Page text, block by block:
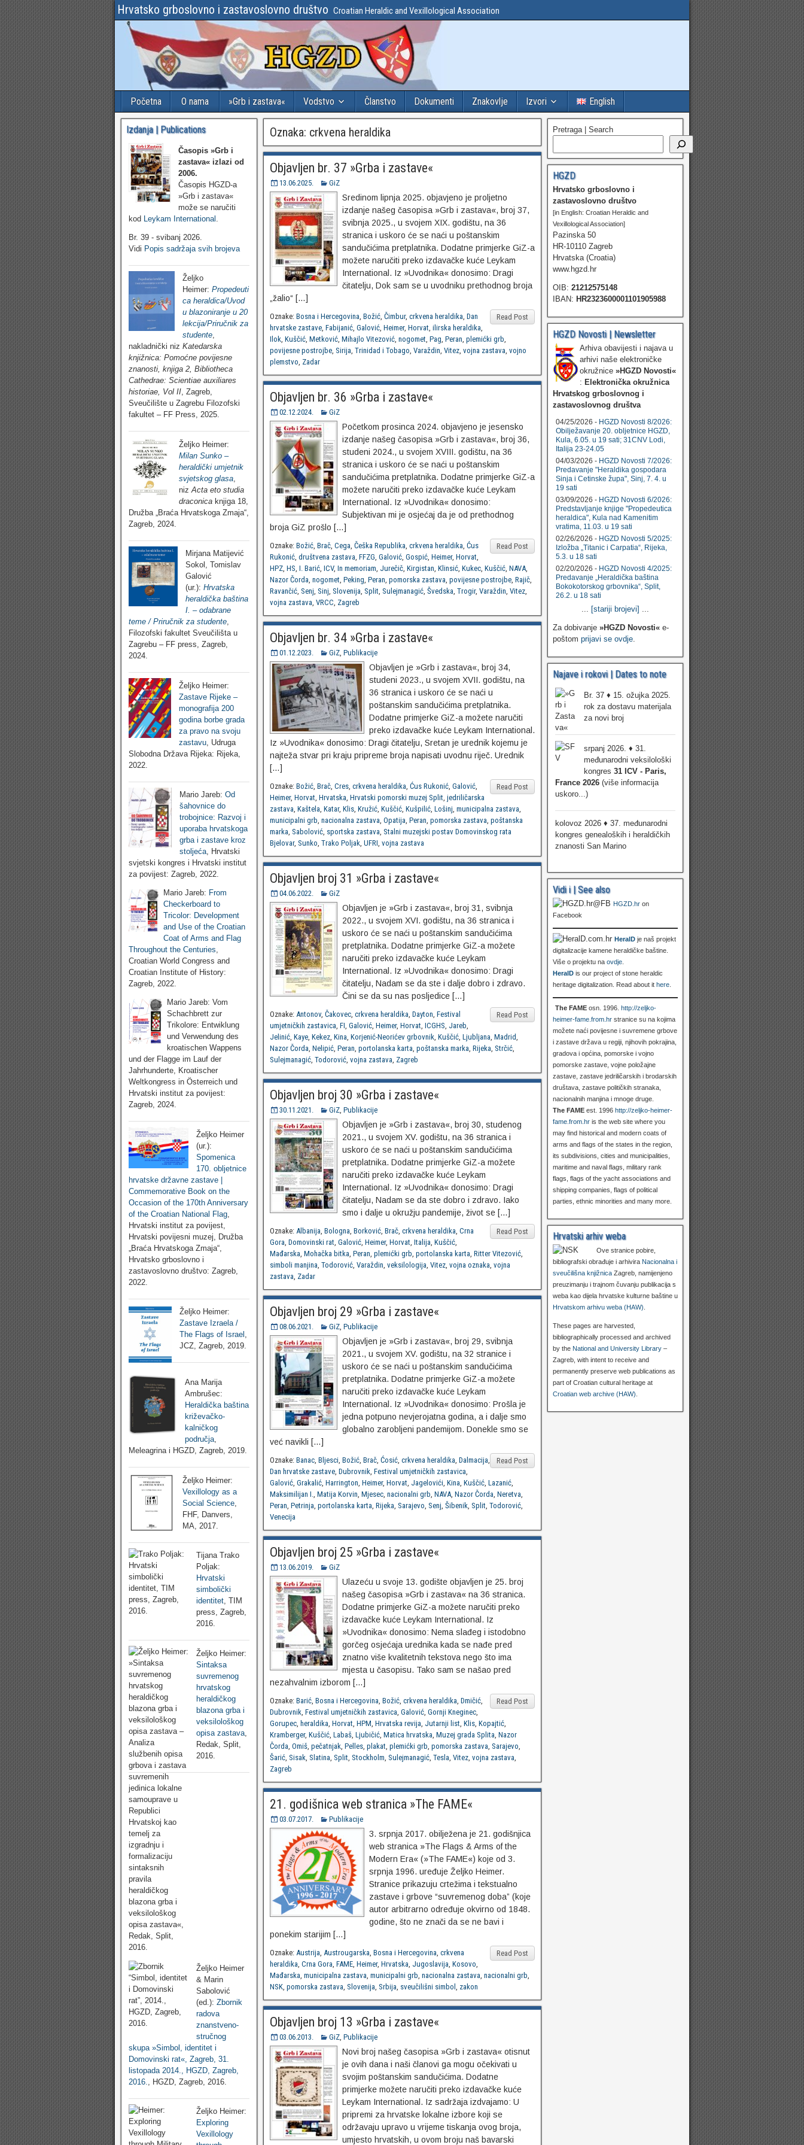
Hrvatsko grboslovno i zastavoslovno društvo Croatian Heraldic and Vexillological Association
Početna O nama »Grb i zastava« Vodstvo Članstvo Dokumenti Znakovlje Izvori English
Oznaka: crkvena heraldika
Objavljen br. 37 »Grba i zastave«
13.06.2025. GiZ
Sredinom lipnja 2025. objavjeno je proljetno
izdanje našeg časopisa »Grb i zastava«, broj 37,
svibnja 2025., u svojem XIX. godištu, na 36
stranica i uskoro će se naći u poštanskim
sandučićima pretplatnika. Dodatne primjerke GiZ-a
možete naručiti preko izdavačke kuće Leykam
International. Iz »Uvodnika« donosimo: Dragi
čitatelju, Dok sam se u uvodniku prethodnog broja
„žalio“ […]
Read Post
Oznake: Bosna i Hercegovina, Božić, Čimbur, crkvena heraldika, Dan
hrvatske zastave, Fabijanić, Galović, Heimer, Horvat, ilirska heraldika,
Ilok, Kuščić, Metković, Mihajlo Vitezović, nogomet, Pag, Peran, plemićki grb,
povijesne postrojbe, Sirija, Trinidad i Tobago, Varaždin, Vitez, vojna zastava, vojno
plemstvo, Zadar
Objavljen br. 36 »Grba i zastave«
02.12.2024. GiZ
Početkom prosinca 2024. objavjeno je jesensko
izdanje našeg časopisa »Grb i zastava«, broj 36,
studeni 2024., u svojem XVIII. godištu, na 36
stranica i uskoro će se naći u poštanskim
sandučićima pretplatnika. Dodatne primjerke GiZ-a
možete naručiti preko izdavačke kuće Leykam
International. Iz »Uvodnika« donosimo:
Subjektivan mi je osjećaj da je od prethodnog
broja GiZ prošlo […]
Read Post
Oznake: Božić, Brač, Cega, Češka Republika, crkvena heraldika, Ćus
Rukonić, društvena zastava, FFZG, Galović, Gospić, Heimer, Horvat,
HPZ, HS, I. Barić, ICV, In memoriam, Jurečič, Kirgistan, Klinsić, Kukec, Kuščić, NAVA,
Nazor Čorda, nogomet, Peking, Peran, pomorska zastava, povijesne postrojbe, Rajič,
Ravančić, Senj, Sinj, Slovenija, Split, Sulejmanagić, Švedska, Trogir, Varaždin, Vitez,
vojna zastava, VRCC, Zagreb
Objavljen br. 34 »Grba i zastave«
01.12.2023. GiZ, Publikacije
Objavljen je »Grb i zastava«, broj 34,
studeni 2023., u svojem XVII. godištu, na
36 stranica i uskoro će se naći u
poštanskim sandučićima pretplatnika.
Dodatne primjerke GiZ-a možete naručiti
preko izdavačke kuće Leykam International.
Iz »Uvodnika« donosimo: Dragi čitatelju, Sretan je urednik kojemu je
najteža stvar pri kraju pripreme broja napisati uvodnu riječ. Urednik
[…]
Read Post
Oznake: Božić, Brač, Cres, crkvena heraldika, Ćus Rukonić, Galović,
Heimer, Horvat, Hrvatska, Hrvatski pomorski muzej Split, jedriličarska
zastava, Kaštela, Katar, Klis, Kružić, Kuščić, Kušpilić, Lošinj, municipalna zastava,
municipalni grb, nacionalna zastava, Opatija, Peran, pomorska zastava, poštanska
marka, Sabolović, sportska zastava, Stalni muzejski postav Domovinskog rata
Bjelovar, Sunko, Trako Poljak, UFRI, vojna zastava
Objavljen broj 31 »Grba i zastave«
04.06.2022. GiZ
Objavljen je »Grb i zastava«, broj 31, svibnja
2022., u svojem XVI. godištu, na 36 stranica i
uskoro će se naći u poštanskim sandučićima
pretplatnika. Dodatne primjerke GiZ-a možete
naručiti preko izdavačke kuće Leykam
International. Iz »Uvodnika« donosimo: Dragi
čitatelju, Nadam se da ste i dalje dobro i zdravo.
Čini se da su nas posljedice […]
Read Post
Oznake: Antonov, Čakovec, crkvena heraldika, Dayton, Festival
umjetničkih zastavica, FI, Galović, Heimer, Horvat, ICGHS, Jareb,
Jelinić, Kaye, Kekez, Kina, Korjenić-Neorićev grbovnik, Kuščić, Ljubljana, Madrid,
Nazor Čorda, Nelipić, Peran, portolanska karta, poštanska marka, Rijeka, Strčić,
Sulejmanagić, Todorović, vojna zastava, Zagreb
Objavljen broj 30 »Grba i zastave«
30.11.2021. GiZ, Publikacije
Objavljen je »Grb i zastava«, broj 30, studenog
2021., u svojem XV. godištu, na 36 stranica i
uskoro će se naći u poštanskim sandučićima
pretplatnika. Dodatne primjerke GiZ-a možete
naručiti preko izdavačke kuće Leykam
International. Iz »Uvodnika« donosimo: Dragi
čitatelju, Nadam se da ste dobro i zdravo. Iako
smo i dalje u okružju pandemije, život se […]
Read Post
Oznake: Albanija, Bologna, Borković, Brač, crkvena heraldika, Crna
Gora, Domovinski rat, Galović, Heimer, Horvat, Italija, Kuščić,
Mađarska, Mohačka bitka, Peran, plemićki grb, portolanska karta, Ritter Vitezović,
simboli manjina, Todorović, Varaždin, veksilologija, Vitez, vojna oznaka, vojna
zastava, Zadar
Objavljen broj 29 »Grba i zastave«
08.06.2021. GiZ, Publikacije
Objavljen je »Grb i zastava«, broj 29, svibnja
2021., u svojem XV. godištu, na 32 stranice i
uskoro će se naći u poštanskim sandučićima
pretplatnika. Dodatne primjerke GiZ-a možete
naručiti preko izdavačke kuće Leykam
International. Iz »Uvodnika« donosimo: Prošla je
jedna potpuno nevjerojatna godina, a i dalje smo
globalno zarobljeni pandemijom. Donekle smo se
već navikli […]
Read Post
Oznake: Banac, Bljesci, Božić, Brač, Ćosić, crkvena heraldika, Dalmacija,
Dan hrvatske zastave, Dubrovnik, Festival umjetničkih zastavica,
Galović, Grakalić, Harrington, Heimer, Horvat, Jagelovići, Kina, Kuščić, Lazanić,
Maksimilijan I., Matija Korvin, Mjesec, nacionalni grb, NAVA, Nazor Čorda, Neretva,
Peran, Petrinja, portolanska karta, Rijeka, Sarajevo, Senj, Šibenik, Split, Todorović,
Venecija
Objavljen broj 25 »Grba i zastave«
13.06.2019. GiZ
Ulazeću u svoje 13. godište objavljen je 25. broj
našeg časopisa »Grb i zastava« na 36 stranica.
Dodatne primjerke GiZ-a možete naručiti preko
izdavačke kuće Leykam International. Iz
»Uvodnika« donosimo: Nema slađeg i istodobno
gorčeg osjećaja urednika kada se nađe pred
znatno više kvalitetnih tekstova nego što ima
mjesta u časopisu. Tako sam se našao pred
nezahvalnim izborom […]
Read Post
Oznake: Barić, Bosna i Hercegovina, Božić, crkvena heraldika, Dmičić,
Dubrovnik, Festival umjetničkih zastavica, Galović, Gornji Kneginec,
Gorupec, heraldika, Horvat, HPM, Hrvatska revija, Jutarnji list, Klis, Kopajtić,
Kramberger, Kuščić, Labaš, Ljubičić, Matica hrvatska, Muzej grada Splita, Nazor
Čorda, Omiš, pečatnjak, Pelles, plakat, plemićki grb, pomorska zastava, Sarajevo,
Šarić, Sisak, Slatina, Split, Stockholm, Sulejmanagić, Tesla, Vitez, vojna zastava,
Zagreb
21. godišnica web stranica »The FAME«
03.07.2017. Publikacije
3. srpnja 2017. obilježena je 21. godišnjica
web stranica »The Flags & Arms of the
Modern Era« (»The FAME«) koje od 3.
srpnja 1996. uređuje Željko Heimer.
Stranice prikazuju crtežima i tekstualno
zastave i grbove “suvremenog doba” (koje
autor arbitrarno određuje okvirno od 1848.
godine, što ne znači da se ne bavi i
ponekim starijim […]
Read Post
Oznake: Austrija, Austrougarska, Bosna i Hercegovina, crkvena
heraldika, Crna Gora, FAME, Heimer, Hrvatska, Jugoslavija, Kosovo,
Mađarska, municipalna zastava, municipalni grb, nacionalna zastava, nacionalni grb,
NSK, pomorska zastava, Slovenija, Srbija, sveučilišni simbol , zakon
Objavljen broj 13 »Grba i zastave«
03.06.2013. GiZ, Publikacije
Novi broj našeg časopisa »Grb i zastava« otisnut
je ovih dana i naši članovi ga mogu očekivati u
svojim poštanskim sandučićima. Dodatne
primjerke možete naručiti preko izdavačke kuće
Leykam International. Iz sadržaja izdvajamo: U
pripremi za hrvatske lokalne izbore koji se
održavaju upravo u vrijeme tiskanja ovog broja,
umjesto hrvatskih, u ovom broju naš bavarski
Izdanja | Publications
Časopis »Grb i
zastava« izlazi od
2006.
Časopis HGZD-a
»Grb i zastava«
može se naručiti
kod Leykam International
Br. 39 - svibanj 2026.
Vidi Popis sadržaja svih brojeva
Željko
Heimer: Propedeuti
ca heraldica/Uvod
u blazoniranje u 20
lekcija/Priručnik za
studente,
nakladnički niz Katedarska
knjižnica: Pomoćne povijesne
znanosti, knjiga 2, Bibliotheca
Cathedrae: Scientiae auxiliares
historiae, Vol II, Zagreb,
Sveučilište u Zagrebu Filozofski
fakultet – FF Press, 2025.
Željko Heimer:
Milan Sunko –
heraldički umjetnik
svjetskog glasa
niz Acta eto studia
draconica knjiga 18,
Družba „Braća Hrvatskoga Zmaja“,
Zagreb, 2024.
Mirjana Matijević
Sokol, Tomislav
Galović
(ur.): Hrvatska
heraldička baština
I. – odabrane
teme / Priručnik za studente,
Filozofski fakultet Sveučilišta u
Zagrebu – FF press, Zagreb,
2024.
Željko Heimer:
Zastave Rijeke –
monografija 200
godina borbe grada
za pravo na svoju
zastavu, Udruga
Slobodna Država Rijeka: Rijeka,
2022.
Mario Jareb: Od
šahovnice do
trobojnice: Razvoj i
uporaba hrvatskoga
grba i zastave kroz
stoljeća, Hrvatski
svjetski kongres i Hrvatski institut
za povijest: Zagreb, 2022.
Mario Jareb: From
Checkerboard to
Tricolor: Development
and Use of the Croatian
Coat of Arms and Flag
Throughout the Centuries,
Croatian World Congress and
Croatian Institute of History:
Zagreb, 2022.
Mario Jareb: Vom
Schachbrett zur
Trikolore: Entwiklung
und Verwendung des
kroatischen Wappens
und der Flagge im Lauf der
Jahrhunderte, Kroatischer
Weltkongress in Österreich und
Hrvatski institut za povijest:
Zagreb, 2024.
Željko Heimer
(ur.):
Spomenica
170. obljetnice
hrvatske državne zastave |
Commemorative Book on the
Occasion of the 170th Anniversary
of the Croatian National Flag
Hrvatski institut za povijest,
Hrvatski povijesni muzej, Družba
„Braća Hrvatskoga Zmaja“,
Hrvatsko grboslovno i
zastavoslovno društvo: Zagreb,
2022.
Željko Heimer:
Zastave Izraela /
The Flags of Israel ,
JCZ, Zagreb, 2019.
Ana Marija
Ambrušec:
Heraldička baština
križevačko-
kalničkog
područja,
Meleagrina i HGZD, Zagreb, 2019.
Željko Heimer:
Vexillology as a
Social Science
FHF, Danvers,
MA, 2017.
Tijana Trako
Poljak:
Hrvatski
simbolički
identitet, TIM
press, Zagreb,
2016.
Željko Heimer:
Sintaksa
suvremenog
hrvatskog
heraldičkog
blazona grba i
veksilološkog
opisa zastava
Redak, Split,
2016.
Željko Heimer
& Marin
Sabolović
(ed.): Zbornik
radova
znanstveno-
stručnog
skupa »Simbol, identitet i
Domovinski rat«, Zagreb, 31.
listopada 2014., HGZD, Zagreb,
2016.
, HGZD, Zagreb, 2016.
Željko Heimer:
Exploring
Vexillology
Pretraga | Search
HGZD
Hrvatsko grboslovno i
zastavoslovno društvo
[in English: Croatian Heraldic and
Vexillological Association]
Pazinska 50
HR-10110 Zagreb
Hrvatska (Croatia)
www.hgzd.hr
OIB: 21212575148
IBAN: HR2323600001101905988
HGZD Novosti | Newsletter
Arhiva obavijesti i najava u
arhivi naše elektroničke
okružnice »HGZD Novosti«
: Elektronička okružnica
Hrvatskog grboslovnog i
zastavoslovnog društva
04/25/2026 - HGZD Novosti 8/2026:
Obilježavanje 20. obljetnice HGZD,
Kula, 6.05. u 19 sati; 31CNV Lodi,
Italija 23-24.05
04/03/2026 - HGZD Novosti 7/2026:
Predavanje "Heraldika gospodara
Sinja i Cetinske župa", Sinj, 7. 4. u
19 sati
03/09/2026 - HGZD Novosti 6/2026:
Predstavljanje knjige "Propedeutica
heraldica", Kula nad Kamenitim
vratima, 11.03. u 19 sati
02/26/2026 - HGZD Novosti 5/2025:
Izložba „Titanic i Carpatia“, Rijeka,
5.3. u 18 sati
02/20/2026 - HGZD Novosti 4/2025:
Predavanje „Heraldička baština
Bokokotorskog grbovnika“, Split,
26.2. u 18 sati
... [stariji brojevi] ...
Za dobivanje »HGZD Novosti«e-
poštom prijavi se ovdje.
Najave i rokovi | Dates to note
Br. 37 ♦ 15. ožujka 2025.
rok za dostavu materijala
za novi broj
srpanj 2026. ♦ 31.
međunarodni veksilološki
kongres 31 ICV - Paris,
France 2026(više informacija
uskoro...)
kolovoz 2026 ♦ 37. međunarodni
kongres genealoških i heraldičkih
znanosti San Marino
Vidi i | See also
HGZD.hron
Facebook
HeralDje naš projekt
digitalizacije kamene heraldičke baštine.
Više o projektu na ovdje.
HeralDis our project of stone heraldic
heritage digitalization. Read about it here.
The FAMEosn. 1996. http://zeljko-
heimer-fame.from.hrstranice su na kojima
možete naći povijesne i suvremene grbove
i zastave država u regiji, njihovih pokrajina,
gradova i općina, pomorske i vojno
pomorske zastave, vojne položajne
zastave, zastave jedriličarskih i brodarskih
društava, zastave političkih stranaka,
nacionalnih manjina i mnoge druge.
The FAMEest. 1996 http://zeljko-heimer-
fame.from.hris the web site where you
may find historical and modern coats of
arms and flags of the states in the region,
its subdivisions, cities and municipalities,
maritime and naval flags, military rank
flags, flags of the yacht associations and
shipping companies, flags of political
parties, ethnic minorities and many more.
Hrvatski arhiv weba
Ove stranice pobire,
bibliografski obrađuje i arhivira Nacionalna i
sveučilišna knjižnicaZagreb, namijenjeno
preuzimanju i trajnom čuvanju publikacija s
weba kao dijela hrvatske kulturne baštine u
Hrvatskom arhivu weba (HAW)
These pages are harvested,
bibliographically processed and archived
by the National and University Library–
Zagreb, with intent to receive and
permanently preserve web publications as
part of Croatian cultural heritage at
Croatian web archive (HAW)